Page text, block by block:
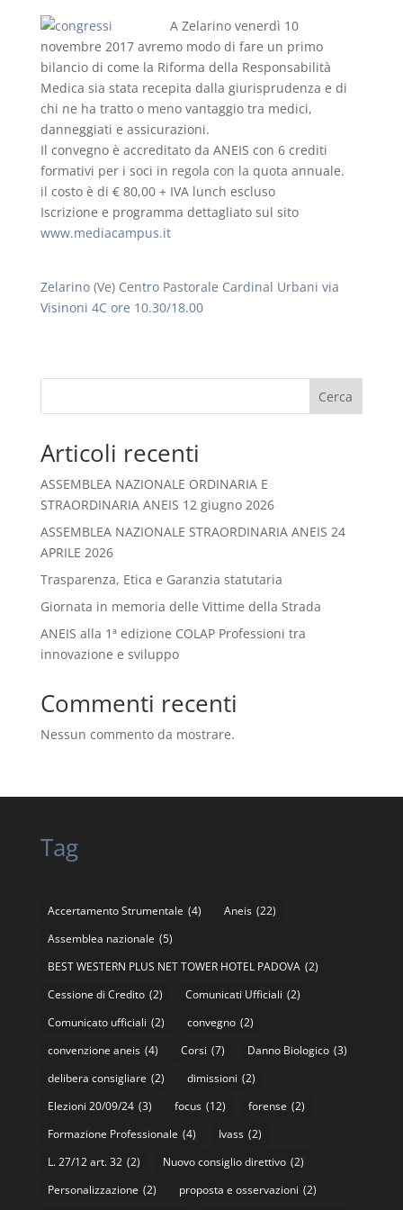
A Zelarino venerdì 10
novembre 2017 avremo modo di fare un primo
bilancio di come la Riforma della Responsabilità
Medica sia stata recepita dalla giurisprudenza e di
chi ne ha tratto o meno vantaggio tra medici,
danneggiati e assicurazioni.
Il convegno è accreditato da ANEIS con 6 crediti
formativi per i soci in regola con la quota annuale.
il costo è di € 80,00 + IVA lunch escluso
Iscrizione e programma dettagliato sul sito
www.mediacampus.it
Zelarino (Ve) Centro Pastorale Cardinal Urbani via
Visinoni 4C ore 10.30/18.00
Cerca
Articoli recenti
ASSEMBLEA NAZIONALE ORDINARIA E
STRAORDINARIA ANEIS 12 giugno 2026
ASSEMBLEA NAZIONALE STRAORDINARIA ANEIS 24
APRILE 2026
Trasparenza, Etica e Garanzia statutaria
Giornata in memoria delle Vittime della Strada
ANEIS alla 1ª edizione COLAP Professioni tra
innovazione e sviluppo
Commenti recenti
Nessun commento da mostrare.
Tag
Accertamento Strumentale (4) Aneis (22)
Assemblea nazionale (5)
BEST WESTERN PLUS NET TOWER HOTEL PADOVA (2)
Cessione di Credito (2) Comunicati Ufficiali (2)
Comunicato ufficiali (2) convegno (2)
convenzione aneis (4) Corsi (7) Danno Biologico (3)
delibera consigliare (2) dimissioni (2)
Elezioni 20/09/24 (3) focus (12) forense (2)
Formazione Professionale (4) Ivass (2)
L. 27/12 art. 32 (2) Nuovo consiglio direttivo (2)
Personalizzazione (2) proposta e osservazioni (2)